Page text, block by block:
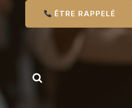
ÊTRE RAPPELÉ